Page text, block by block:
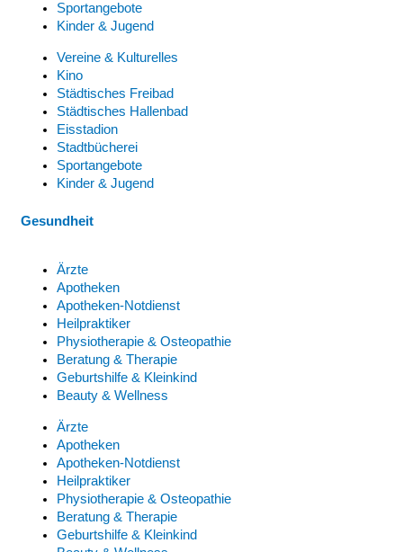
Sportangebote
Kinder & Jugend
Vereine & Kulturelles
Kino
Städtisches Freibad
Städtisches Hallenbad
Eisstadion
Stadtbücherei
Sportangebote
Kinder & Jugend
Gesundheit
Ärzte
Apotheken
Apotheken-Notdienst
Heilpraktiker
Physiotherapie & Osteopathie
Beratung & Therapie
Geburtshilfe & Kleinkind
Beauty & Wellness
Ärzte
Apotheken
Apotheken-Notdienst
Heilpraktiker
Physiotherapie & Osteopathie
Beratung & Therapie
Geburtshilfe & Kleinkind